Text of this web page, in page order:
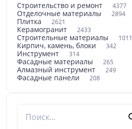
Строительство и ремонт 4377
Отделочные материалы 2894
Плитка 2621
Керамогранит 2433
Строительные материалы 1011
Кирпич, камень, блоки 342
Инструмент 314
Фасадные материалы 265
Алмазный инструмент 249
Фасадные панели 208